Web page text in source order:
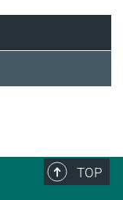
TOP